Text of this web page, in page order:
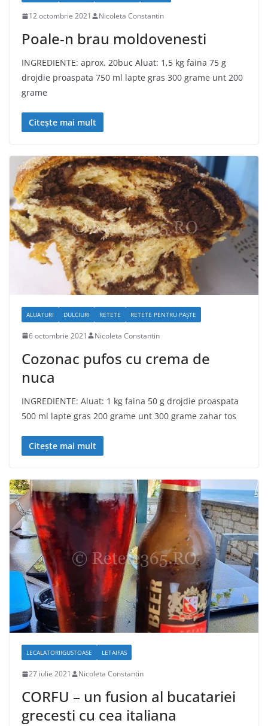
12 octombrie 2021 Nicoleta Constantin
Poale-n brau moldovenesti
INGREDIENTE: aprox. 20buc Aluat: 1,5 kg faina 75 g
drojdie proaspata 750 ml lapte gras 300 grame unt 200
grame
Citește mai mult
ALUATURI DULCIURI RETETE RETETE PENTRU PAȘTE
6 octombrie 2021 Nicoleta Constantin
Cozonac pufos cu crema de
nuca
INGREDIENTE: Aluat: 1 kg faina 50 g drojdie proaspata
500 ml lapte gras 200 grame unt 300 grame zahar tos
Citește mai mult
LECALATORIIGUSTOASE LETAIFAS
27 iulie 2021 Nicoleta Constantin
CORFU – un fusion al bucatariei
grecesti cu cea italiana